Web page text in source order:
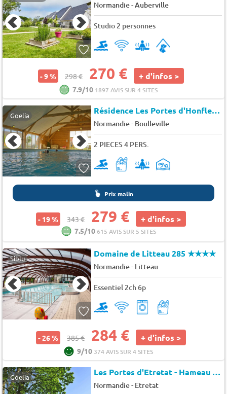
Normandie-Auberville
Studio 2 personnes
- 9 % 298 € 270 € + d'infos >
7.9/10 1897 AVIS SUR 4 SITES
Goelia Résidence Les Portes d'Honfleur - Honfleur-Boulleville
Normandie- Boulleville
2 PIECES 4 PERS.
Prix malin
- 19 % 343 € 279 € + d'infos >
7.5/10615 AVIS SUR 5 SITES
Siblu Domaine de Litteau 285★★★★
Normandie- Litteau
Essentiel 2ch 6p
- 26 % 385 € 284 € + d'infos >
9/10 374 AVIS SUR 4 SITES
Goelia Les Portes d'Etretat - Hameau - Maniquerville - Etretat
Normandie- Etretat